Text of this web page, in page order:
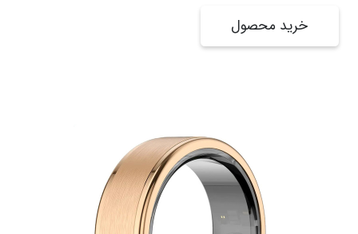
خرید محصول